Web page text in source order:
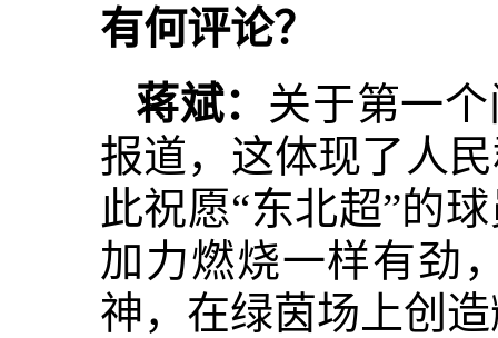
有何评论？
蒋斌： 关于第一
报道，这体现了人
此祝愿“东北超”的
加力燃烧一样有劲
神，在绿茵场上创